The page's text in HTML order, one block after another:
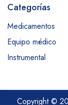
Categorías
Medicamentos
Equipo médico
Instrumental
Copyright ©